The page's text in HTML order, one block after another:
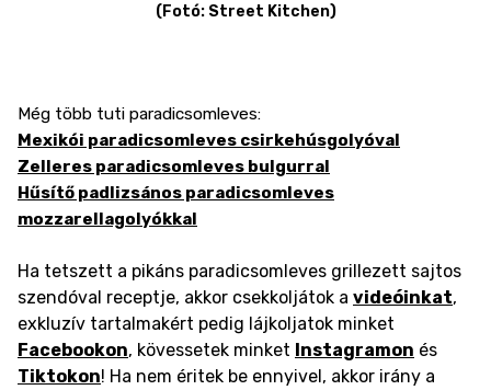
(Fotó: Street Kitchen)
Még több tuti paradicsomleves:
Mexikói paradicsomleves csirkehúsgolyóval
Zelleres paradicsomleves bulgurral
Hűsítő padlizsános paradicsomleves
mozzarellagolyókkal
Ha tetszett a pikáns paradicsomleves grillezett sajtos
szendóval receptje, akkor csekkoljátok a videóinkat,
exkluzív tartalmakért pedig lájkoljatok minket
Facebookon, kövessetek minket Instagramon és
Tiktokon! Ha nem éritek be ennyivel, akkor irány a